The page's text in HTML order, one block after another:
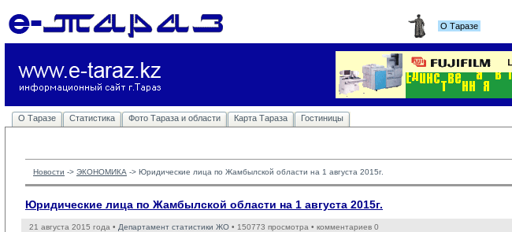
О Таразе
О Таразе Статистика Фото Тараза и области Карта Тараза Гостиницы
Новости -> ЭКОНОМИКА -> Юридические лица по Жамбылской области на 1 августа 2015г.
Юридические лица по Жамбылской области на 1 августа 2015г.
21 августа 2015 года • Департамент статистики ЖО • 150773 просмотра • комментариев 0